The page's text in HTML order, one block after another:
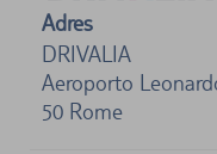
Adres
DRIVALIA
Aeroporto
50 Rome